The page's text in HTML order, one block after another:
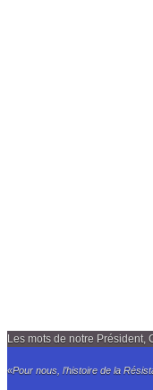
Les mots de notre Président,
«Pour nous, l’histoire de la